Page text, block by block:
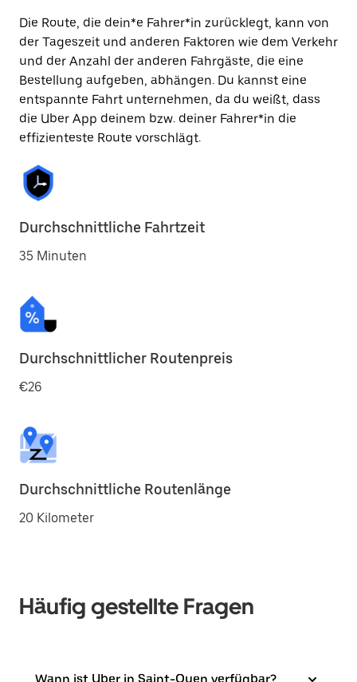
Die Route, die dein*e Fahrer*in zurücklegt, kann von
der Tageszeit und anderen Faktoren wie dem Verkehr
und der Anzahl der anderen Fahrgäste, die eine
Bestellung aufgeben, abhängen. Du kannst eine
entspannte Fahrt unternehmen, da du weißt, dass
die Uber App deinem bzw. deiner Fahrer*in die
effizienteste Route vorschlägt.
Durchschnittliche Fahrtzeit
35 Minuten
Durchschnittlicher Routenpreis
€26
Durchschnittliche Routenlänge
20 Kilometer
Häufig gestellte Fragen